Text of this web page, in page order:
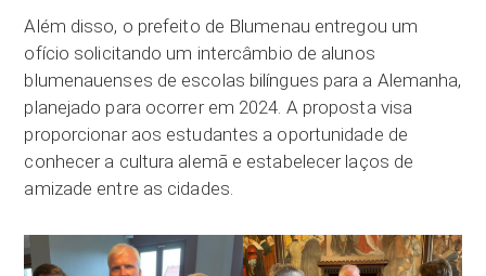
Além disso, o prefeito de Blumenau entregou um
ofício solicitando um intercâmbio de alunos
blumenauenses de escolas bilíngues para a Alemanha,
planejado para ocorrer em 2024. A proposta visa
proporcionar aos estudantes a oportunidade de
conhecer a cultura alemã e estabelecer laços de
amizade entre as cidades.